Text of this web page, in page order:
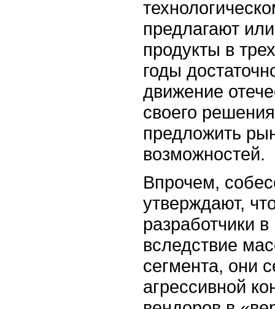
предлагают
продукты в
годы
движение
своего
предложить
возможностей.
Впрочем,
утверждают,
разработчики
вследствие
сегмента, они
агрессивной